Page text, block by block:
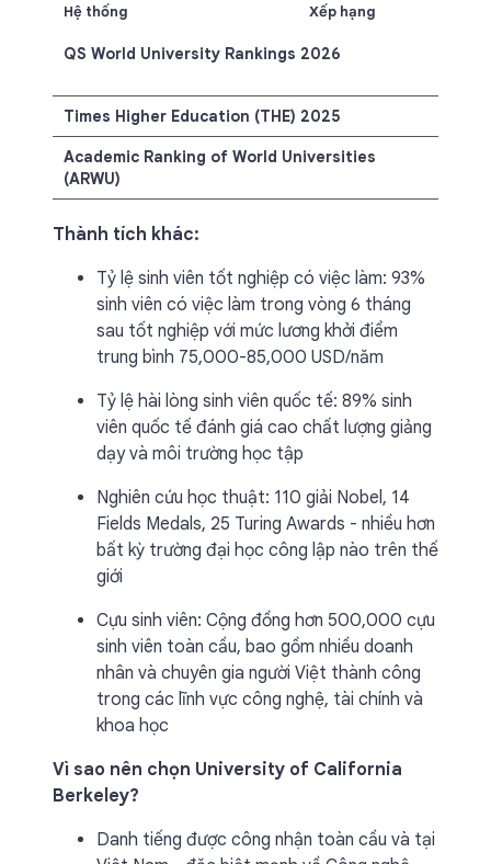
Hệ thống Xếp hạng
QS World University Rankings 2026
Times Higher Education (THE) 2025
Academic Ranking of World Universities
(ARWU)
Thành tích khác:
Tỷ lệ sinh viên tốt nghiệp có việc làm: 93%
sinh viên có việc làm trong vòng 6 tháng
sau tốt nghiệp với mức lương khởi điểm
trung bình 75,000-85,000 USD/năm
Tỷ lệ hài lòng sinh viên quốc tế: 89% sinh
viên quốc tế đánh giá cao chất lượng giảng
dạy và môi trường học tập
Nghiên cứu học thuật: 110 giải Nobel, 14
Fields Medals, 25 Turing Awards - nhiều hơn
bất kỳ trường đại học công lập nào trên thế
giới
Cựu sinh viên: Cộng đồng hơn 500,000 cựu
sinh viên toàn cầu, bao gồm nhiều doanh
nhân và chuyên gia người Việt thành công
trong các lĩnh vực công nghệ, tài chính và
khoa học
Vì sao nên chọn University of California
Berkeley?
Danh tiếng được công nhận toàn cầu và tại